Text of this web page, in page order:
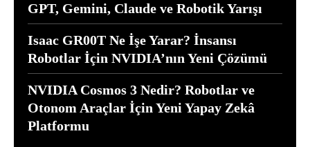
GPT, Gemini, Claude ve Robotik Yarışı
Isaac GR00T Ne İşe Yarar? İnsansı
Robotlar İçin NVIDIA’nın Yeni Çözümü
NVIDIA Cosmos 3 Nedir? Robotlar ve
Otonom Araçlar İçin Yeni Yapay Zekâ
Platformu